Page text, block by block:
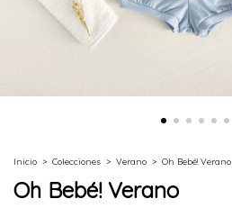
Inicio > Colecciones > Verano > Oh Bebé! Verano
Oh Bebé! Verano